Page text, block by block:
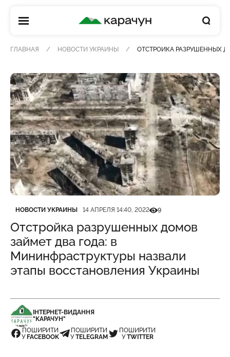
КАРАЧУН
ГЛАВНАЯ НОВОСТИ УКРАИНЫ ОТСТРОЙКА РАЗРУШЕННЫХ
Категория
НОВОСТИ УКРАИНЫ
Дата публикации 14 АПРЕЛЯ 14:40, 2022Кількість переглядів
9
Отстройка разрушенных домов
займет два года: в
Мининфраструктуры назвали
этапы восстановления Украины
ІНТЕРНЕТ-ВИДАННЯ
"КАРАЧУН"
ПОШИРИТИ
У FACEBOOK
ПОШИРИТИ
УTELEGRAM
ПОШИРИТИ
УTWITTER